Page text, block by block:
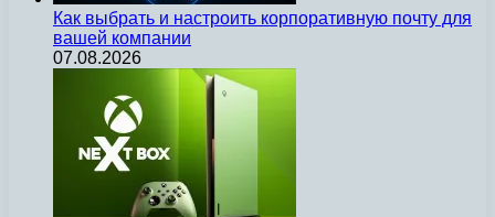
Как выбрать и настроить корпоративную почту для
вашей компании
07.08.2026